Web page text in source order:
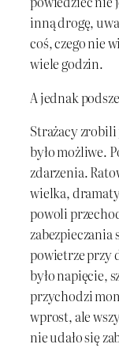
inną drogę,
coś, czego nie
wiele godzin.
A jednak
Strażacy
było możliwe.
zdarzenia.
wielka,
powoli
powietrze przy
było napięcie,
przychodzi
wprost, ale
nie udało się